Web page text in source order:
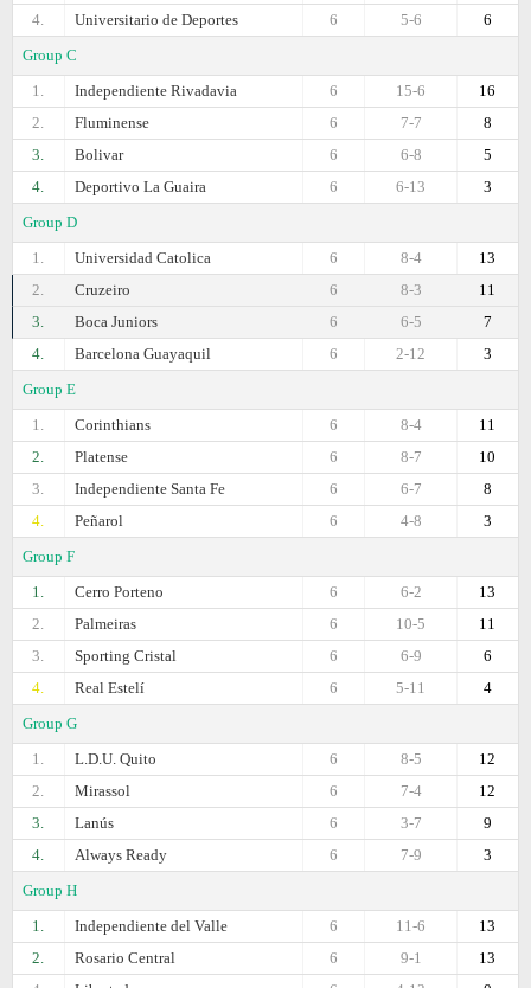
4.
Universitario de Deportes 6
5-6
6
Group C
1.
Independiente Rivadavia 16
15-6
6
2.
Fluminense 8
7-7
6
3.
Bolivar 5
6-8
6
4.
Deportivo La Guaira 3
6-13
6
Group D
1.
Universidad Catolica 13
8-4
6
2.
Cruzeiro 11
8-3
6
3.
Boca Juniors 7
6-5
6
4.
Barcelona Guayaquil 3
2-12
6
Group E
1.
Corinthians 11
8-4
6
2.
Platense 10
8-7
6
3.
Independiente Santa Fe 8
6-7
6
4.
Peñarol 3
4-8
6
Group F
1.
Cerro Porteno 13
6-2
6
2.
Palmeiras 11
10-5
6
3.
Sporting Cristal 6
6-9
6
4.
Real Estelí 4
5-11
6
Group G
1.
L.D.U. Quito 12
8-5
6
2.
Mirassol 12
7-4
6
3.
Lanús 9
3-7
6
4.
Always Ready 3
7-9
6
Group H
1.
Independiente del Valle 13
11-6
6
2.
Rosario Central 13
9-1
6